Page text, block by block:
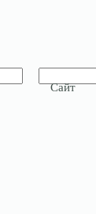
Сайт